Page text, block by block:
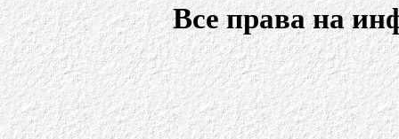
Все права на